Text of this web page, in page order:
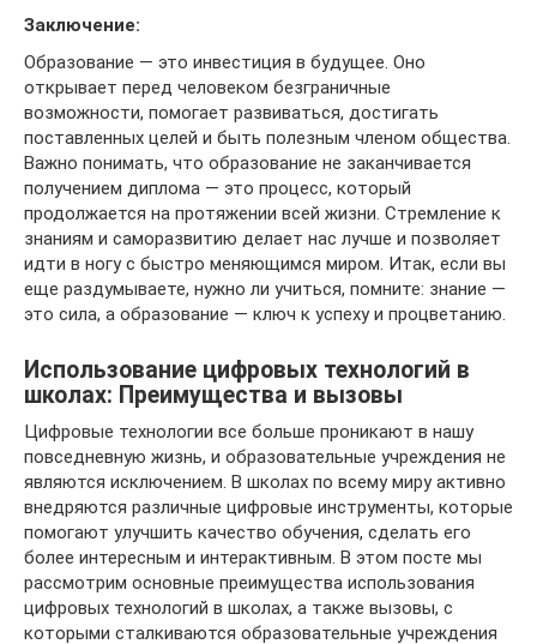
Заключение:
Образование — это инвестиция в будущее. Оно
открывает перед человеком безграничные
возможности, помогает развиваться, достигать
поставленных целей и быть полезным членом общества.
Важно понимать, что образование не заканчивается
получением диплома — это процесс, который
продолжается на протяжении всей жизни. Стремление к
знаниям и саморазвитию делает нас лучше и позволяет
идти в ногу с быстро меняющимся миром. Итак, если вы
еще раздумываете, нужно ли учиться, помните: знание —
это сила, а образование — ключ к успеху и процветанию.
Использование цифровых технологий в
школах: Преимущества и вызовы
Цифровые технологии все больше проникают в нашу
повседневную жизнь, и образовательные учреждения не
являются исключением. В школах по всему миру активно
внедряются различные цифровые инструменты, которые
помогают улучшить качество обучения, сделать его
более интересным и интерактивным. В этом посте мы
рассмотрим основные преимущества использования
цифровых технологий в школах, а также вызовы, с
которыми сталкиваются образовательные учреждения